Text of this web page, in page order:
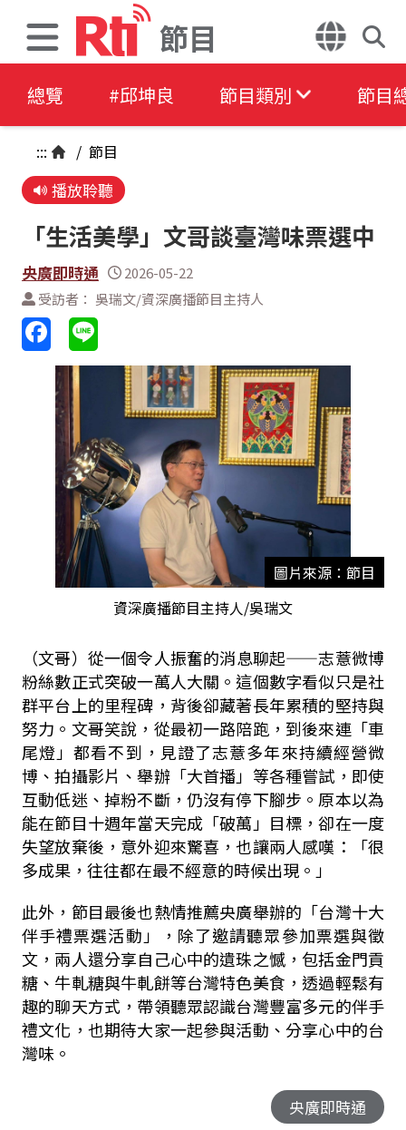
節目
總覽 #邱坤良 節目類別 節目
::: / 節目
播放聆聽
「生活美學」文哥談臺灣味票選中
央廣即時通
2026-05-22
受訪者： 吳瑞文/資深廣播節目主持人
圖片來源：節目
資深廣播節目主持人/吳瑞文
（文哥）從一個令人振奮的消息聊起——志薏微博
粉絲數正式突破一萬人大關。這個數字看似只是社
群平台上的里程碑，背後卻藏著長年累積的堅持與
努力。文哥笑說，從最初一路陪跑，到後來連「車
尾燈」都看不到，見證了志薏多年來持續經營微
博、拍攝影片、舉辦「大首播」等各種嘗試，即使
互動低迷、掉粉不斷，仍沒有停下腳步。原本以為
能在節目十週年當天完成「破萬」目標，卻在一度
失望放棄後，意外迎來驚喜，也讓兩人感嘆：「很
多成果，往往都在最不經意的時候出現。」
此外，節目最後也熱情推薦央廣舉辦的「台灣十大
伴手禮票選活動」，除了邀請聽眾參加票選與徵
文，兩人還分享自己心中的遺珠之憾，包括金門貢
糖、牛軋糖與牛軋餅等台灣特色美食，透過輕鬆有
趣的聊天方式，帶領聽眾認識台灣豐富多元的伴手
禮文化，也期待大家一起參與活動、分享心中的台
灣味。
央廣即時通